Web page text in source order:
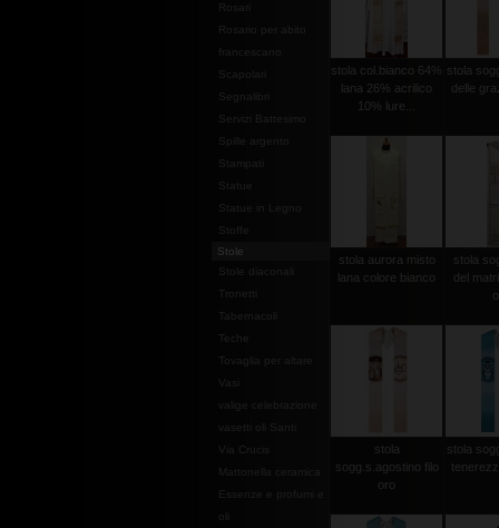
Rosari
Rosario per abito
francescano
Scapolari
Segnalibri
Servizi Battesimo
Spille argento
Stampati
Statue
Statue in Legno
Stoffe
Stole
Stole diaconali
Tabernacoli
valige celebrazione
Mattonella ceramica
Essenze e profumi e
stola col.bianco 64%
lana 26% acrilico
10% lure...
stola
delle
stola aurora misto
lana colore bianco
stola
del
stola
sogg.s.agostino filo
oro
stola